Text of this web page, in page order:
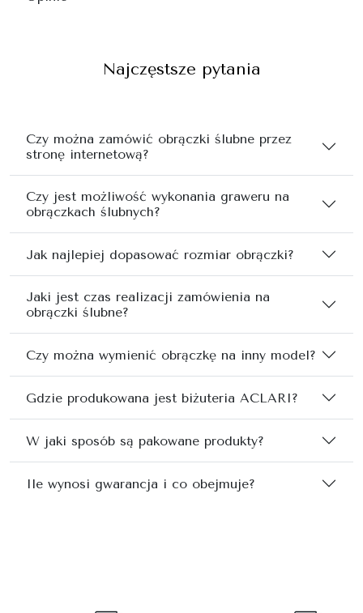
Najczęstsze pytania
Czy można zamówić obrączki ślubne przez
stronę internetową?
Czy jest możliwość wykonania graweru na
obrączkach ślubnych?
Jak najlepiej dopasować rozmiar obrączki?
Jaki jest czas realizacji zamówienia na
obrączki ślubne?
Czy można wymienić obrączkę na inny model?
Gdzie produkowana jest biżuteria ACLARI?
W jaki sposób są pakowane produkty?
Ile wynosi gwarancja i co obejmuje?